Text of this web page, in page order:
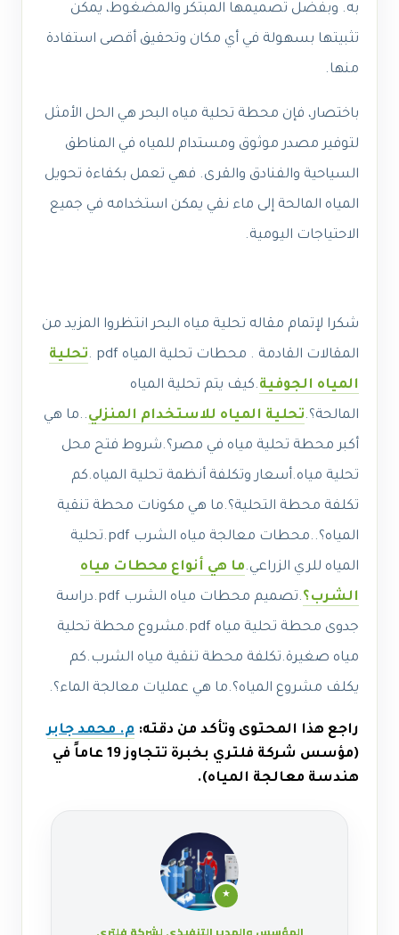
به. وبفضل تصميمها المبتكر والمضغوط، يمكن
تثبيتها بسهولة في أي مكان وتحقيق أقصى استفادة
منها.
باختصار، فإن محطة تحلية مياه البحر هي الحل الأمثل
لتوفير مصدر موثوق ومستدام للمياه في المناطق
السياحية والفنادق والقرى. فهي تعمل بكفاءة تحويل
المياه المالحة إلى ماء نقي يمكن استخدامه في جميع
الاحتياجات اليومية.
شكرا لإتمام مقاله تحلية مياه البحر انتظروا المزيد من
المقالات القادمة . محطات تحلية المياه pdf .
تحلية
المياه الجوفية.كيف يتم تحلية المياه
المالحة؟.تحلية المياه للاستخدام المنزلي. .ما هي
أكبر محطة تحلية مياه في مصر؟.شروط فتح محل
تحلية مياه.أسعار وتكلفة أنظمة تحلية المياه.كم
تكلفة محطة التحلية؟.ما هي مكونات محطة تنقية
المياه؟. .محطات معالجة مياه الشرب pdf.
تحلية
المياه للري الزراعي.ما هي أنواع محطات مياه
الشرب؟
.تصميم محطات مياه الشرب pdf.دراسة
جدوى محطة تحلية مياه pdf.مشروع محطة تحلية
مياه صغيرة.تكلفة محطة تنقية مياه الشرب.كم
يكلف مشروع المياه؟.ما هي عمليات معالجة الماء؟.
راجع هذا المحتوى وتأكد من دقته: م. محمد جابر
(مؤسس شركة فلتري بخبرة تتجاوز 19 عاماً في
هندسة معالجة المياه).
★